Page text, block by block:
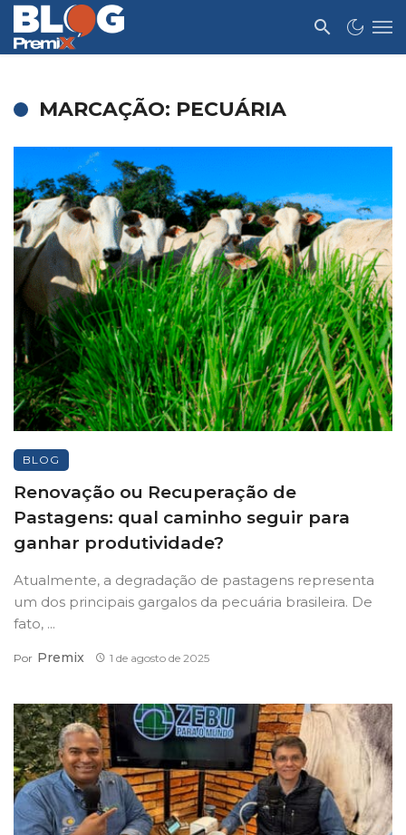
MARCAÇÃO: PECUÁRIA
BLOG
Renovação ou Recuperação de
Pastagens: qual caminho seguir para
ganhar produtividade?
Atualmente, a degradação de pastagens representa
um dos principais gargalos da pecuária brasileira. De
fato, ...
Por Premix 1 de agosto de 2025